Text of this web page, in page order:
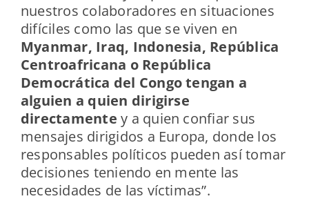
nuestros colaboradores en situaciones
difíciles como las que se viven en
Myanmar, Iraq, Indonesia, República
Centroafricana o República
Democrática del Congo tengan a
alguien a quien dirigirse
directamente y a quien confiar sus
mensajes dirigidos a Europa, donde los
responsables políticos pueden así tomar
decisiones teniendo en mente las
necesidades de las víctimas”.